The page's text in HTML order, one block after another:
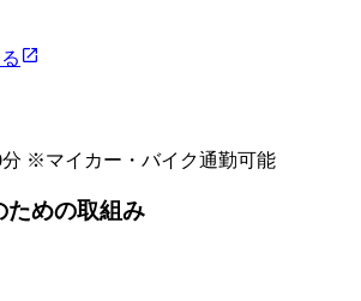
※マイカー・バイク通勤可能
ための取組み